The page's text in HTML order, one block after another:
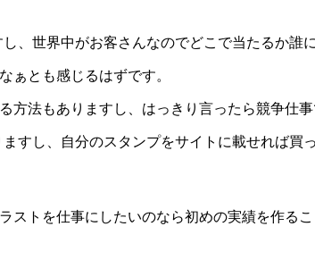
、世界中がお客さんなのでどこで当たるか誰
ぁとも感じるはずです。
法もありますし、はっきり言ったら競争仕
すし、自分のスタンプをサイトに載せれば買
ストを仕事にしたいのなら初めの実績を作る